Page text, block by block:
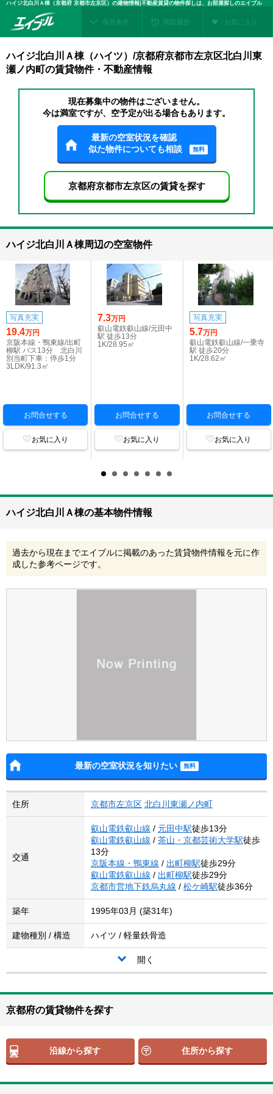
ハイジ北白川Ａ棟（京都府 京都市左京区）の建物情報|不動産賃貸の物件探しは、お部屋探しのエイブル
保存条件 閲覧履歴 お気に入り
ハイジ北白川Ａ棟（ハイツ）/京都府京都市左京区北白川東
瀬ノ内町の賃貸物件・不動産情報
現在募集中の物件はございません。
今は満室ですが、空予定が出る場合もあります。
最新の空室状況を確認
似た物件についても相談
無料
京都府京都市左京区の賃貸を探す
ハイジ北白川Ａ棟周辺の空室物件
写真充実
19.4万円
京阪本線・鴨東線/出町
柳駅 バス13分 北白川
別当町下車：停歩1分
3LDK/91.3㎡
お問合せする
お気に入り
7.3万円
叡山電鉄叡山線/元田中
駅 徒歩13分
1K/28.95㎡
お問合せする
お気に入り
写真充実
5.7万円
叡山電鉄叡山線/一乗寺
駅 徒歩20分
1K/28.62㎡
お問合せする
お気に入り
ハイジ北白川Ａ棟の基本物件情報
過去から現在までエイブルに掲載のあった賃貸物件情報を元に作
成した参考ページです。
最新の空室状況を知りたい
住所 京都市左京区 北白川東瀬ノ内町
交通
叡山電鉄叡山線 / 元田中駅徒歩13分
叡山電鉄叡山線 / 茶山・京都芸術大学駅徒歩
13分
京阪本線・鴨東線 / 出町柳駅徒歩29分
叡山電鉄叡山線 / 出町柳駅徒歩29分
京都市営地下鉄烏丸線 / 松ケ崎駅徒歩36分
築年 1995年03月 (築31年)
建物種別 / 構造 ハイツ / 軽量鉄骨造
開く
京都府の賃貸物件を探す
沿線から探す 住所から探す